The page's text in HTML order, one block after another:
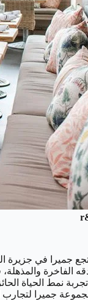
الفاخرة
جميرا لتجارب